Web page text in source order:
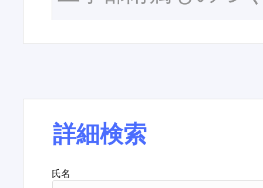
詳細検索
氏名